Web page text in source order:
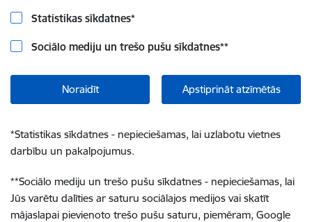
Statistikas sīkdatnes*
Sociālo mediju un trešo pušu sīkdatnes**
Noraidīt Apstiprināt atzīmētās
*Statistikas sīkdatnes - nepieciešamas, lai uzlabotu vietnes
darbību un pakalpojumus.
**Sociālo mediju un trešo pušu sīkdatnes - nepieciešamas, lai
Jūs varētu dalīties ar saturu sociālajos medijos vai skatīt
mājaslapai pievienoto trešo pušu saturu, piemēram, Google